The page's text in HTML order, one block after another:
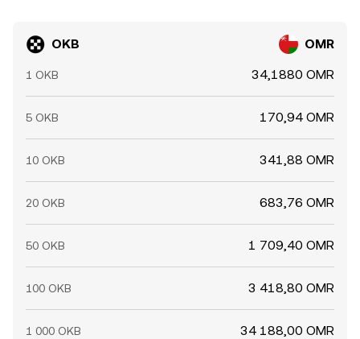
OKB OMR
1 OKB 34,1880 OMR
5 OKB 170,94 OMR
10 OKB 341,88 OMR
20 OKB 683,76 OMR
50 OKB 1 709,40 OMR
100 OKB 3 418,80 OMR
1 000 OKB 34 188,00 OMR